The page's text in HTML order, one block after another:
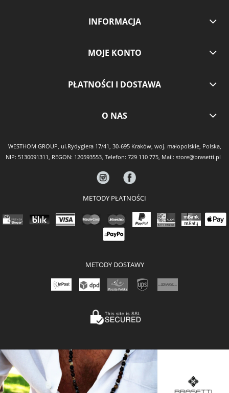
INFORMACJA
MOJE KONTO
PŁATNOŚCI I DOSTAWA
O NAS
WESTHOM GROUP, ul.Rydygiera 17/41, 30-695 Kraków, woj. małopolskie, Polska,
NIP: 5130091311, REGON: 120593553, Telefon: 729 110 775, Mail: store@brasetti.pl
METODY PŁATNOŚCI
METODY DOSTAWY